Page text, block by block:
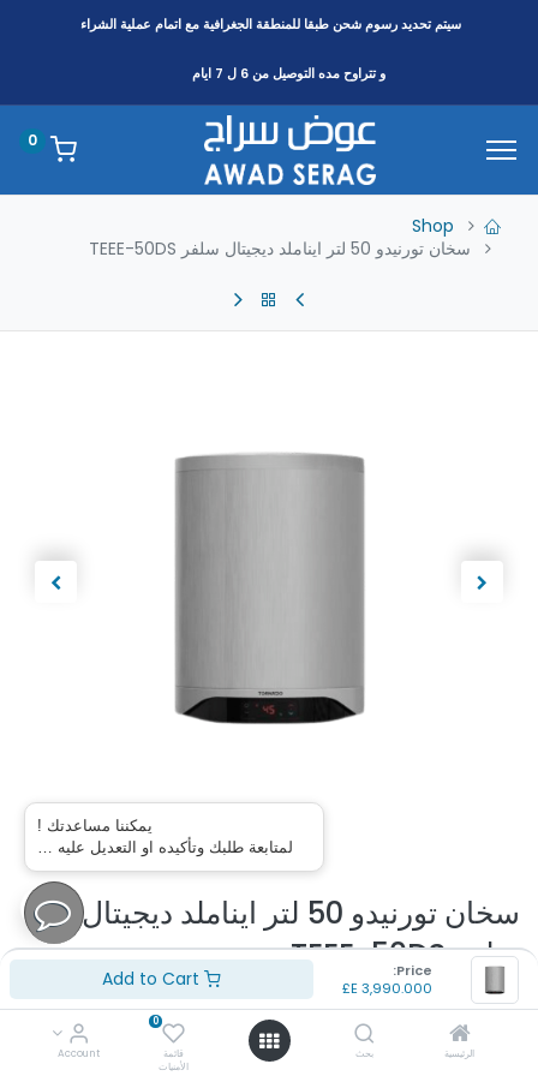
Price:
3,990.000
الرئيسية بحث
0
قائمة
الأمنيات
Account
سيتم تحديد رسوم شحن طبقا للمنطقةالجغرافية مع اتمام عملية الشراء
و تتراوح مده التوصيل من 6 ل 7 ايام
0
Shop
سخان تورنيدو 50 لتر ايناملد ديجيتال سلفر TEEE-50DS
سخان تورنيدو 50 لتر ايناملد ديجيتال
سلفر TEEE-50DS
(تقييم 0 )
رقم الموديل : TEEE-50DS
نوع السخان : سخان كهربائي ديجيتال
يمكننا مساعدتك !
لمتابعة طلبك وتأكيده او التعديل عليه …